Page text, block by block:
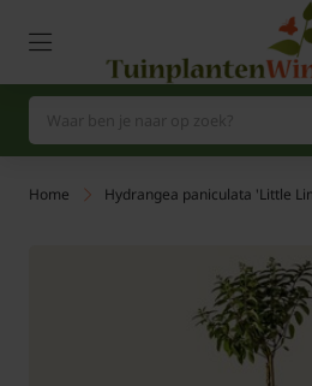
Home Hydrangea paniculata 'Little